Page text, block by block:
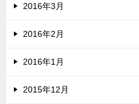
2016年3月
2016年2月
2016年1月
2015年12月